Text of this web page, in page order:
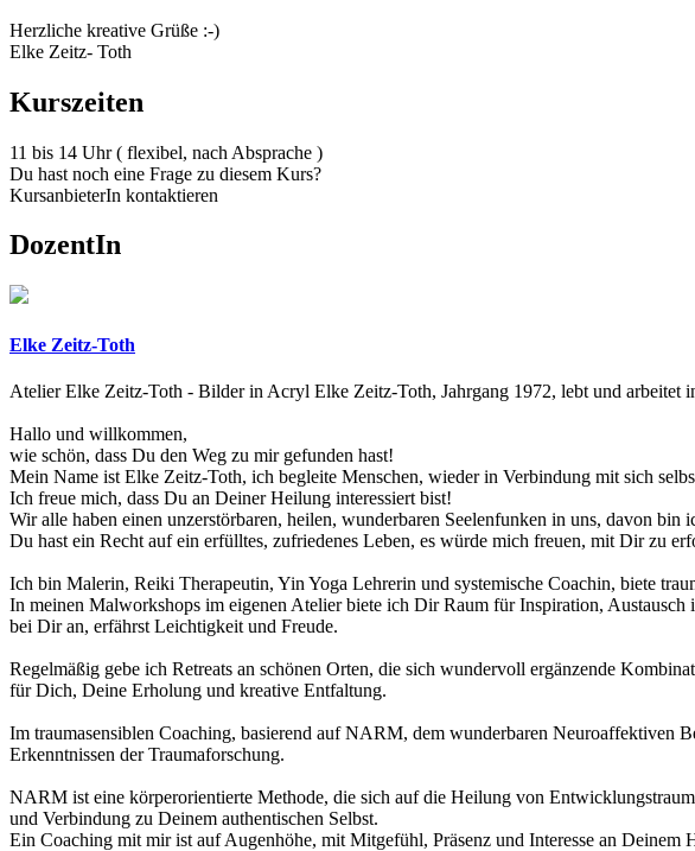
Herzliche kreative Grüße :-)
Elke Zeitz- Toth
Kurszeiten
11 bis 14 Uhr ( flexibel, nach Absprache )
Du hast noch eine Frage zu diesem Kurs?
KursanbieterIn kontaktieren
DozentIn
Elke Zeitz-Toth
Atelier Elke Zeitz-Toth - Bilder in Acryl Elke Zeitz-Toth, Jahrgang 1972, lebt und arbeitet
Hallo und willkommen,
wie schön, dass Du den Weg zu mir gefunden hast!
Mein Name ist Elke Zeitz-Toth, ich begleite Menschen, wieder in Verbindung mit sich
Ich freue mich, dass Du an Deiner Heilung interessiert bist!
Wir alle haben einen unzerstörbaren, heilen, wunderbaren Seelenfunken in uns, davon bin
Du hast ein Recht auf ein erfülltes, zufriedenes Leben, es würde mich freuen, mit Dir zu
Ich bin Malerin, Reiki Therapeutin, Yin Yoga Lehrerin und systemische Coachin, biete
In meinen Malworkshops im eigenen Atelier biete ich Dir Raum für Inspiration,
bei Dir an, erfährst Leichtigkeit und Freude.
Regelmäßig gebe ich Retreats an schönen Orten, die sich wundervoll ergänzende
für Dich, Deine Erholung und kreative Entfaltung.
Im traumasensiblen Coaching, basierend auf NARM, dem wunderbaren Neuroaffektiven
Erkenntnissen der Traumaforschung.
NARM ist eine körperorientierte Methode, die sich auf die Heilung von
und Verbindung zu Deinem authentischen Selbst.
Ein Coaching mit mir ist auf Augenhöhe, mit Mitgefühl, Präsenz und Interesse an